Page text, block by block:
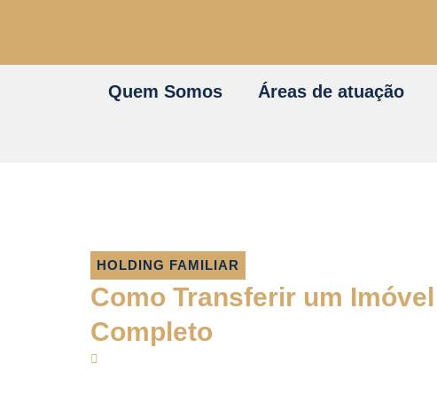
Quem Somos Áreas de atuação
HOLDING FAMILIAR
Como Transferir um
Completo